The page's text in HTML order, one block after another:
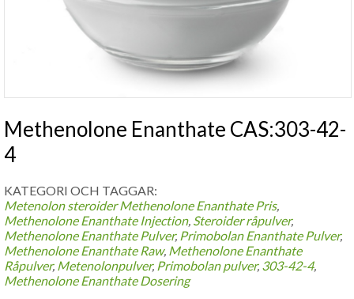
Methenolone Enanthate CAS:303-42-
4
KATEGORI OCH TAGGAR:
Metenolon steroider Methenolone Enanthate Pris,
Methenolone Enanthate Injection, Steroider råpulver,
Methenolone Enanthate Pulver, Primobolan Enanthate Pulver,
Methenolone Enanthate Raw, Methenolone Enanthate
Råpulver, Metenolonpulver, Primobolan pulver, 303-42-4,
Methenolone Enanthate Dosering